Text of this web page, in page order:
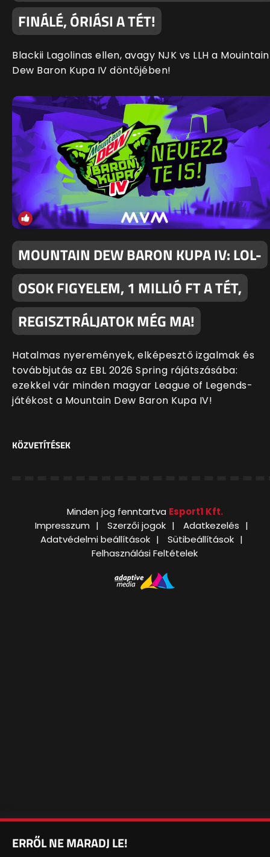
FINÁLÉ, ÓRIÁSI A TÉT!
Blackii Lagolinas ellen, avagy NJK vs LLH a Mouintain
Dew Baron Kupa IV döntőjében!
MOUNTAIN DEW BARON KUPA IV: LOL-
OSOK FIGYELEM, 1 MILLIÓ FT A TÉT,
REGISZTRÁLJATOK MÉG MA!
Hatalmas nyeremények, elképesztő izgalmak és
továbbjutás az EBL 2026 Spring rájátszásába:
ezekkel vár minden magyar League of Legends-
játékost a Mountain Dew Baron Kupa IV!
KÖZVETÍTÉSEK
Minden jog fenntartva Esport1 Kft.
Impresszum
Szerzői jogok
Adatkezelés
Adatvédelmi beállítások
Sütibeállítások
Felhasználási Feltételek
ERRŐL NE MARADJ LE!